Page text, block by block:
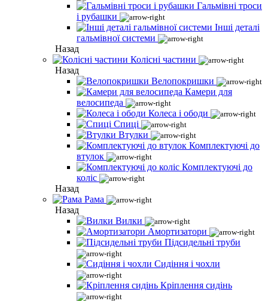
Гальмівні троси
і рубашки
Інші деталі
гальмівної системи
Назад
Колісні частини
Назад
Велопокришки
Камери для
велосипеда
Колеса і ободи
Спиці
Втулки
Комплектуючі до
втулок
Комплектуючі до
коліс
Назад
Рама
Назад
Вилки
Амортизатори
Підсидельні труби
Сидіння і чохли
Кріплення сидінь